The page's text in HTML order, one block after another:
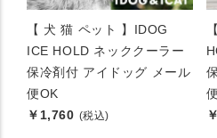
【 犬 猫 ペット 】IDOG
ICE HOLD ネッククーラー
保冷剤付 アイドッグ メール
便OK
￥1,760 (税込)